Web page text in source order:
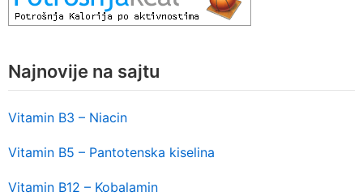
Najnovije na sajtu
Vitamin B3 – Niacin
Vitamin B5 – Pantotenska kiselina
Vitamin B12 – Kobalamin